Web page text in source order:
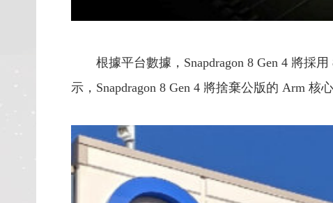
根據平台數據，Snapdragon 8 Gen 4 將採
示，Snapdragon 8 Gen 4 將捨棄公版的 Arm 核